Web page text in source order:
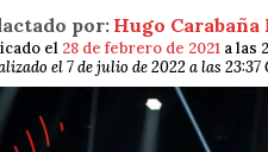
por:Hugo Carabaña
el 28 de febrero de 2021 a las
el 7 de julio de 2022 a las 23:37